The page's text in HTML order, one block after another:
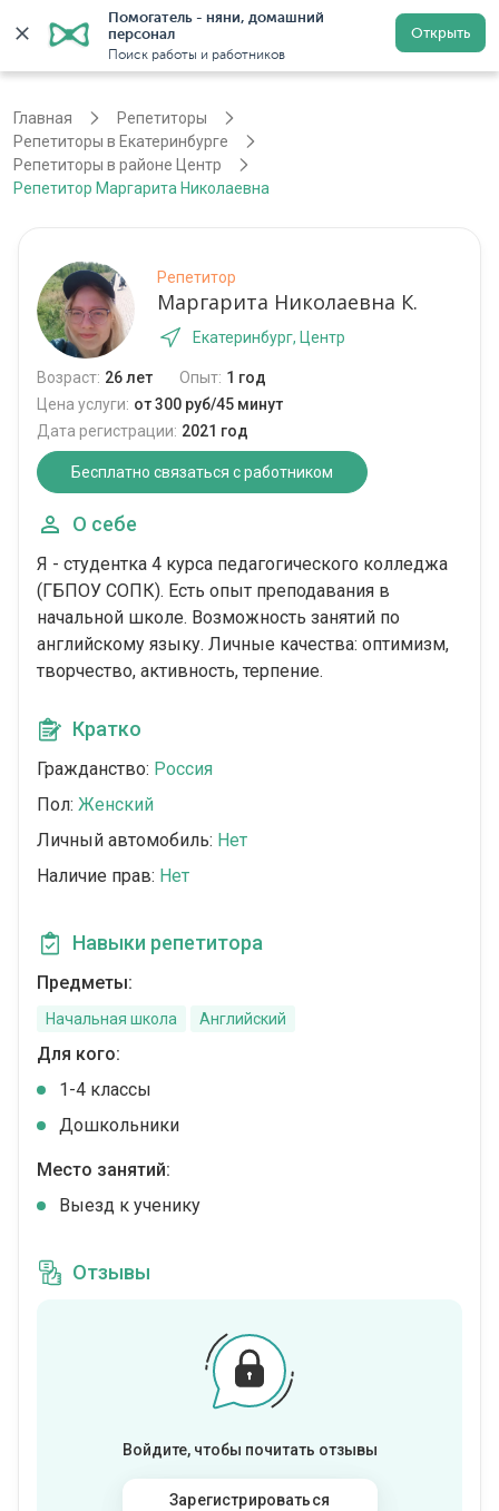
Помогатель - няни, домашний
персонал
Поиск работы и работников
Открыть
Екатеринбург Регистрация
Главная
Репетиторы
Репетиторы в Екатеринбурге
Репетиторы в районе Центр
Репетитор Маргарита Николаевна
Репетитор
Маргарита Николаевна К.
Екатеринбург, Центр
Возраст: 26 лет Опыт: 1 год
Цена услуги: от 300 руб/45 минут
Дата регистрации: 2021 год
Бесплатно связаться с работником
О себе
Я - студентка 4 курса педагогического колледжа
(ГБПОУ СОПК). Есть опыт преподавания в
начальной школе. Возможность занятий по
английскому языку. Личные качества: оптимизм,
творчество, активность, терпение.
Кратко
Гражданство: Россия
Пол: Женский
Личный автомобиль: Нет
Наличие прав: Нет
Навыки репетитора
Предметы:
Начальная школа Английский
Для кого:
1-4 классы
Дошкольники
Место занятий:
Выезд к ученику
Отзывы
Войдите, чтобы почитать отзывы
Зарегистрироваться